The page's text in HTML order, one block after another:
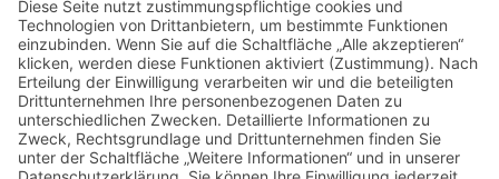
Startseite Beate Leßmann
Datenschutz
Impressum
© Beate Leßmann 2026